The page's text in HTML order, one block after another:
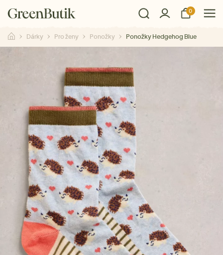
0
Dárky Pro ženy Ponožky Ponožky Hedgehog Blue